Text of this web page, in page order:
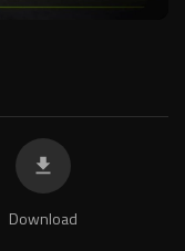
Download